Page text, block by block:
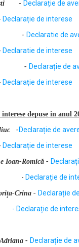
- Declarație de
Declarație de interese
- Declaratie de
Declaratie de interese
- Declarație de
Declarație de interese
depuse in anul
- Declarație de
Declarație de interese
Ioan-Romică -
Declarație de
Crina - Declarație
- Declarație de
- Declarație de